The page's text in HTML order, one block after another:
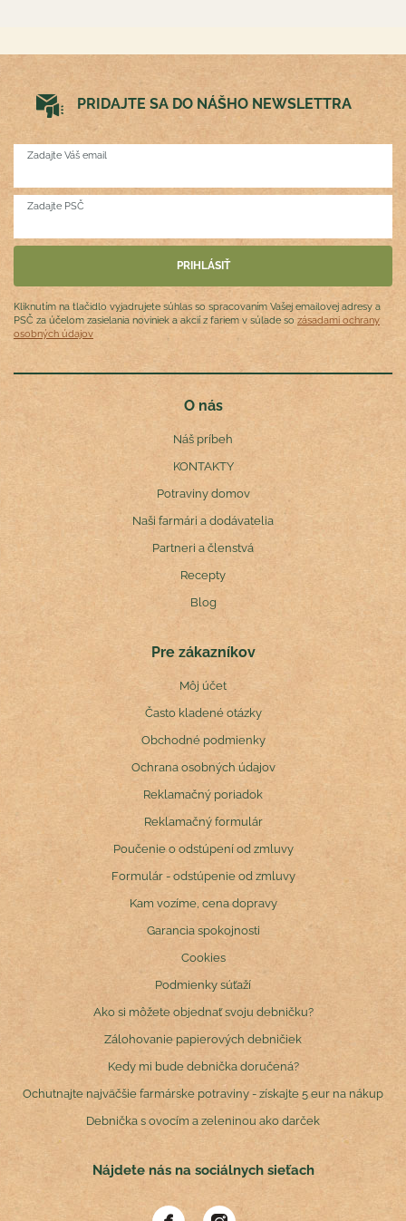
PRIDAJTE SA DO NÁŠHO NEWSLETTRA
Zadajte Váš email
Zadajte PSČ
Kliknutím na tlačidlo vyjadrujete súhlas so spracovaním Vašej emailovej adresy a
PSČ za účelom zasielania noviniek a akcií z fariem v súlade so zásadami ochrany
osobných údajov
O nás
Náš príbeh
KONTAKTY
Potraviny domov
Naši farmári a dodávatelia
Partneri a členstvá
Recepty
Blog
Pre zákazníkov
Môj účet
Často kladené otázky
Obchodné podmienky
Ochrana osobných údajov
Reklamačný poriadok
Reklamačný formulár
Poučenie o odstúpení od zmluvy
Formulár - odstúpenie od zmluvy
Kam vozíme, cena dopravy
Garancia spokojnosti
Cookies
Podmienky súťaží
Ako si môžete objednať svoju debničku?
Zálohovanie papierových debničiek
Kedy mi bude debnička doručená?
Ochutnajte najväčšie farmárske potraviny - získajte 5 eur na nákup
Debnička s ovocím a zeleninou ako darček
Nájdete nás na sociálnych sieťach